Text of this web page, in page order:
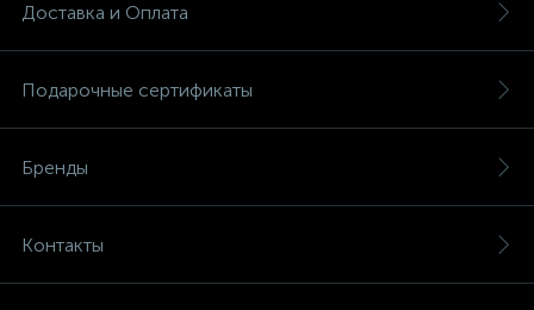
Доставка и Оплата
Подарочные сертификаты
Бренды
Контакты